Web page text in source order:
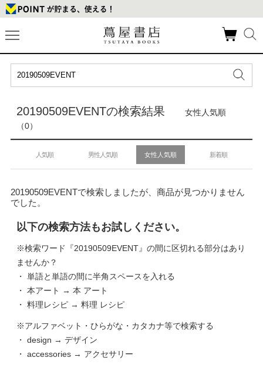
20190509EVENTの検索結果
女性人気順
（0）
人気順 男性人気順 女性人気順 新着順
20190509EVENTで検索しましたが、商品が見つかりません
でした。
以下の検索方法もお試しください。
※検索ワード『20190509EVENT』の間に区切れる部分はあり
ませんか？
・ 単語と単語の間に半角スペースを入れる
・ 本アート → 本 アート
・ 料理レシピ → 料理 レシピ
※アルファベット・ひらがな・カタカナ等で検索する
・ design → デザイン
・ accessories → アクセサリー